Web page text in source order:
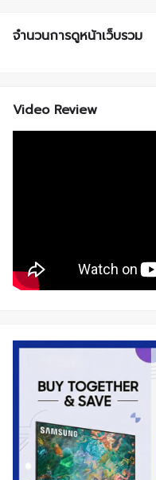
จำนวนการดูหน้าเว็บรวม
Video Review